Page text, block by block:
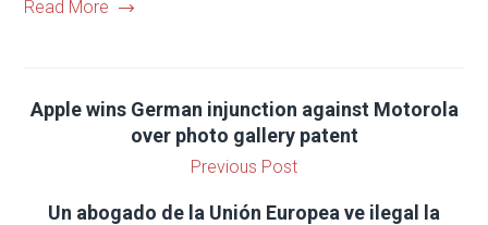
Read More
Apple wins German injunction against Motorola
over photo gallery patent
Previous Post
Un abogado de la Unión Europea ve ilegal la